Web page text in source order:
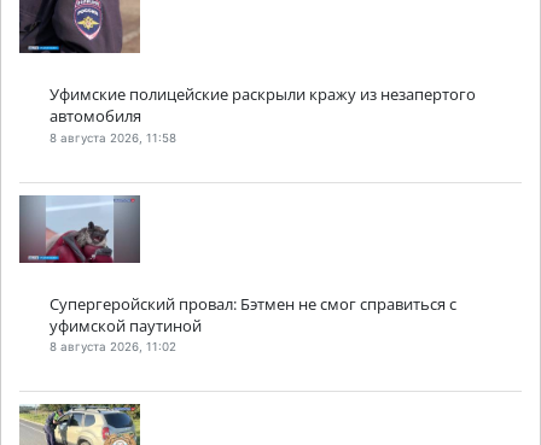
Уфимские полицейские раскрыли кражу из незапертого
автомобиля
8 августа 2026, 11:58
Супергеройский провал: Бэтмен не смог справиться с
уфимской паутиной
8 августа 2026, 11:02